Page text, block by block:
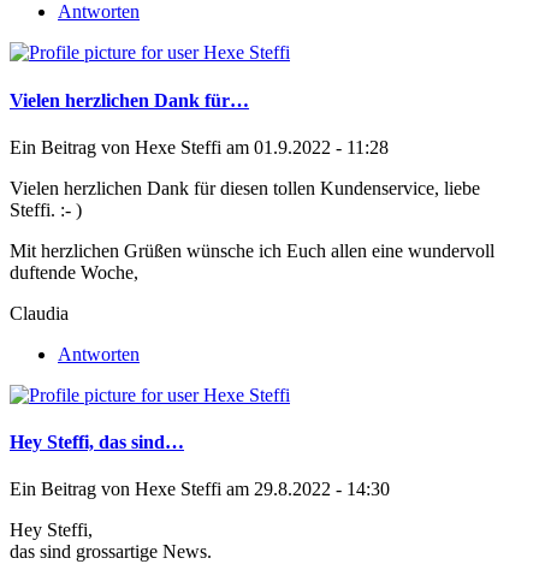
Antworten
Vielen herzlichen Dank für…
Ein Beitrag von Hexe Steffi am 01.9.2022 - 11:28
Vielen herzlichen Dank für diesen tollen Kundenservice, liebe
Steffi. :- )
Mit herzlichen Grüßen wünsche ich Euch allen eine wundervoll
duftende Woche,
Claudia
Antworten
Hey Steffi, das sind…
Ein Beitrag von Hexe Steffi am 29.8.2022 - 14:30
Hey Steffi,
das sind grossartige News.